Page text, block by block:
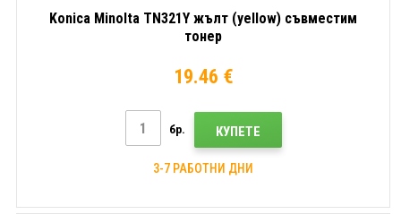
Konica Minolta TN321Y жълт (yellow) съвместим
тонер
19.46 €
бр. КУПЕТЕ
3-7 РАБОТНИ ДНИ